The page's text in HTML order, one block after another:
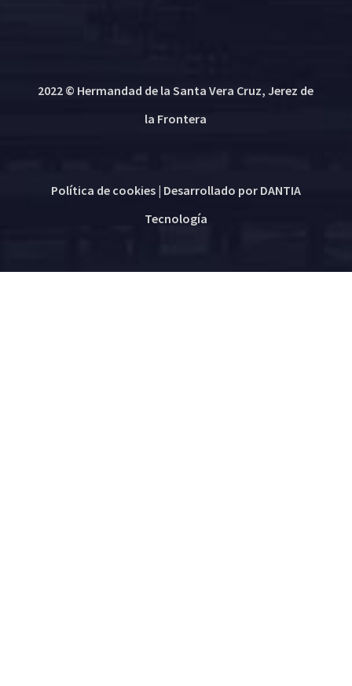
2022 © Hermandad de la Santa Vera Cruz, Jerez de
la Frontera
Política de cookies| Desarrollado por DANTIA
Tecnología